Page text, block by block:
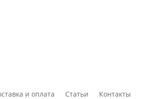
и оплата Статьи Контакты